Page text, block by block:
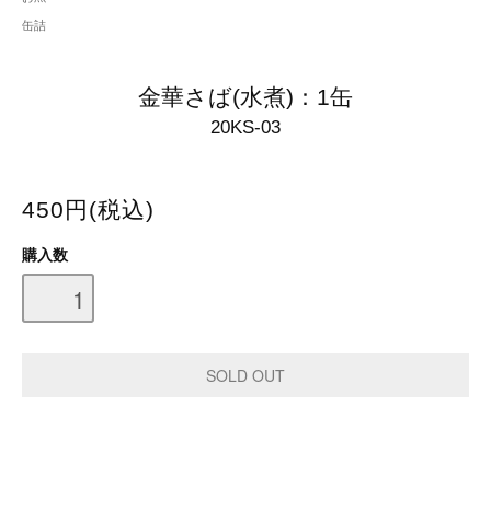
缶詰
金華さば(水煮)：1缶
20KS-03
450円(税込)
購入数